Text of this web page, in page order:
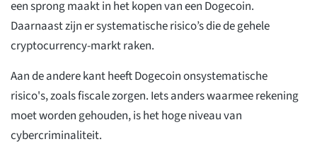
een sprong maakt in het kopen van een Dogecoin.
Daarnaast zijn er systematische risico’s die de gehele
cryptocurrency-markt raken.
Aan de andere kant heeft Dogecoin onsystematische
risico's, zoals fiscale zorgen. Iets anders waarmee rekening
moet worden gehouden, is het hoge niveau van
cybercriminaliteit.